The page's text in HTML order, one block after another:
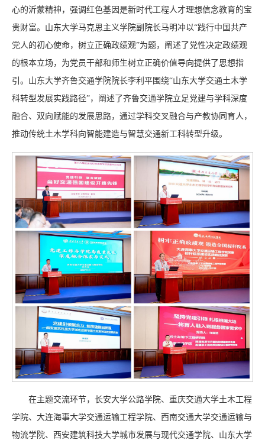
心的沂蒙精神，强调红色基因是新时代工程人才理想信念教育的宝
贵财富。山东大学马克思主义学院副院长马明冲以“践行中国共产
党人的初心使命，树立正确政绩观”为题，阐述了党性决定政绩观
的根本立场，为党员干部和师生树立正确价值导向提供了思想指
引。山东大学齐鲁交通学院院长李利平围绕“山东大学交通土木学
科转型发展实践路径”，阐述了齐鲁交通学院立足党建与学科深度
融合、双向赋能的发展思路，通过学科交叉融合与产教协同育人，
推动传统土木学科向智能建造与智慧交通新工科转型升级。
在主题交流环节，长安大学公路学院、重庆交通大学土木工程
学院、大连海事大学交通运输工程学院、西南交通大学交通运输与
物流学院、西安建筑科技大学城市发展与现代交通学院、山东大学